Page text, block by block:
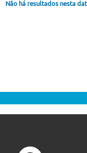
Não há resultados nesta